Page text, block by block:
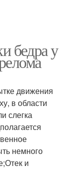
бедра у
движения
в области
слегка
немного
и